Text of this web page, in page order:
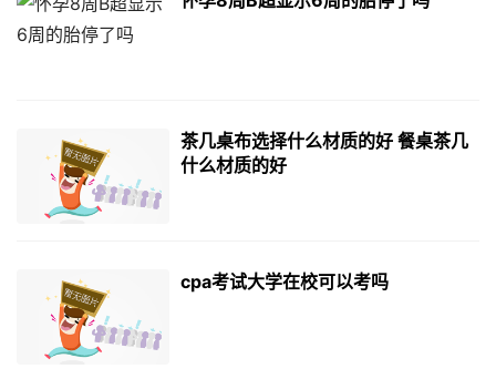
茶几桌布选择什么材质的好 餐桌茶几
什么材质的好
cpa考试大学在校可以考吗